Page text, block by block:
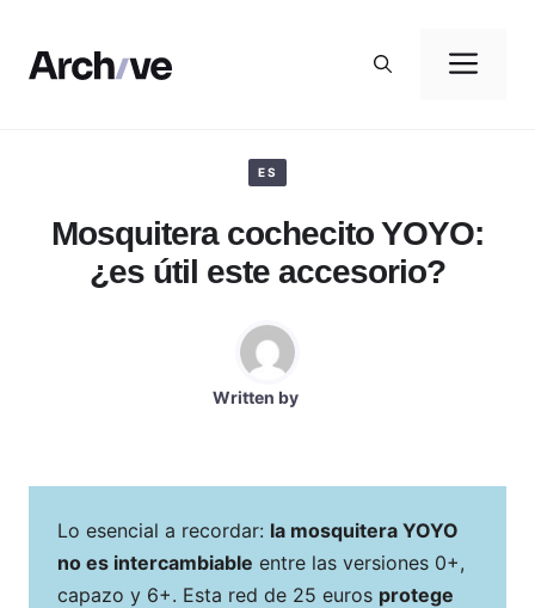
contenu
ES
Mosquitera cochecito YOYO:
¿es útil este accesorio?
Written by
Lo esencial a recordar: la mosquitera YOYO
no es intercambiable entre las versiones 0+,
capazo y 6+. Esta red de 25 euros protege